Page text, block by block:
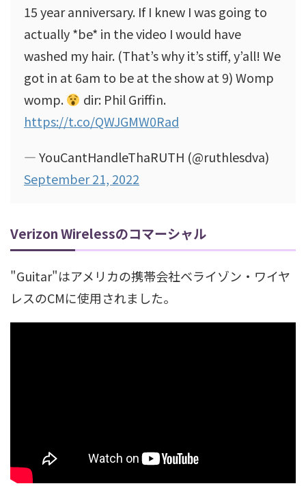
15 year anniversary. If I knew I was going to
actually *be* in the video I would have
washed my hair. (That’s why it’s stiff, y’all! We
got in at 6am to be at the show at 9) Womp
womp.
dir: Phil Griffin.
https://t.co/QWJGMW0Rad
— YouCantHandleThaRUTH (@ruthlesdva)
September 21, 2022
Verizon Wirelessのコマーシャル
"Guitar"はアメリカの携帯会社ベライゾン・ワイヤ
レスのCMに使用されました。